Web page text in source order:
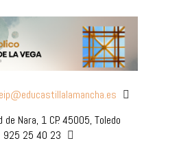
de Nara, 1 CP. 45005, Toledo
925 25 40 23